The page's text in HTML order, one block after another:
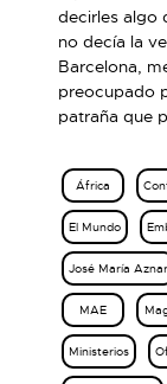
decirles algo
no decía la
Barcelona,
preocupado
patraña que
África
El Mundo
José María Aznar
MAE
Ministerios